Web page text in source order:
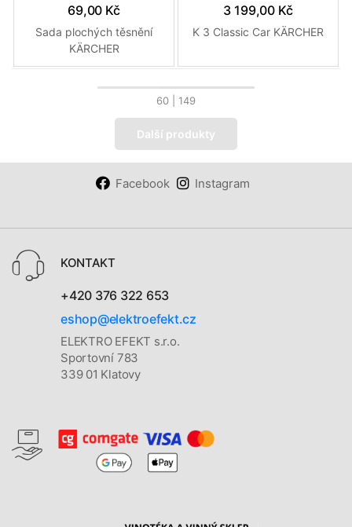
69,00 Kč
Sada plochých těsnění
KÄRCHER
3 199,00 Kč
K 3 Classic Car KÄRCHER
60 | 149
Další produkty
Facebook Instagram
KONTAKT
+420 376 322 653
eshop@elektroefekt.cz
ELEKTRO EFEKT s.r.o.
Sportovní 783
339 01 Klatovy